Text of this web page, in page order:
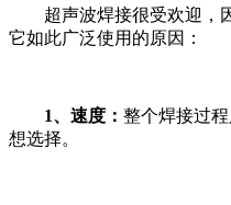
超声波焊接很受欢迎，因
它如此广泛使用的原因：
1、速度： 整个焊接过
想选择。